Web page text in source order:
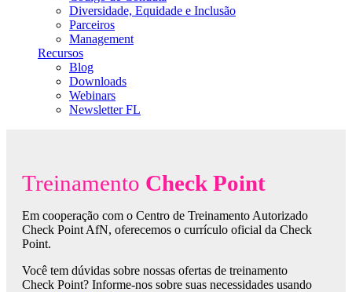
Diversidade, Equidade e Inclusão
Parceiros
Management
Recursos
Blog
Downloads
Webinars
Newsletter FL
Treinamento Check Point
Em cooperação com o Centro de Treinamento Autorizado
Check Point AfN, oferecemos o currículo oficial da Check
Point.
Você tem dúvidas sobre nossas ofertas de treinamento
Check Point? Informe-nos sobre suas necessidades usando